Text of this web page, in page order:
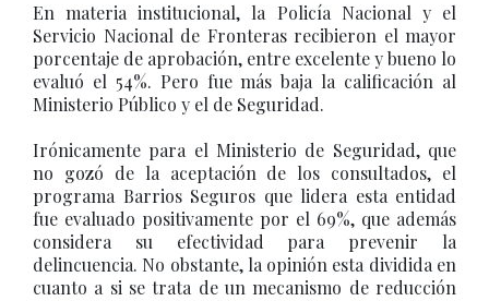
En materia institucional, la Policía Nacional y el
Servicio Nacional de Fronteras recibieron el mayor
porcentaje de aprobación, entre excelente y bueno lo
evaluó el 54%. Pero fue más baja la calificación al
Ministerio Público y el de Seguridad.
Irónicamente para el Ministerio de Seguridad, que
no gozó de la aceptación de los consultados, el
programa Barrios Seguros que lidera esta entidad
fue evaluado positivamente por el 69%, que además
considera su efectividad para prevenir la
delincuencia. No obstante, la opinión esta dividida en
cuanto a si se trata de un mecanismo de reducción